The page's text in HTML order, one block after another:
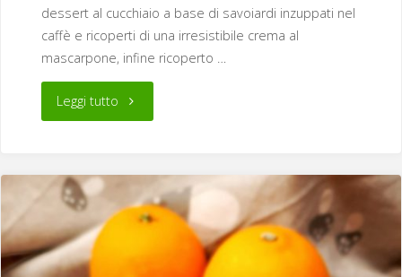
dessert al cucchiaio a base di savoiardi inzuppati nel
caffè e ricoperti di una irresistibile crema al
mascarpone, infine ricoperto …
Leggi tutto"Tiramisù